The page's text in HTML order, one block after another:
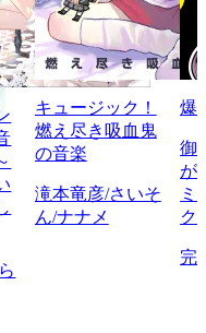
キュージック！
燃え尽き吸血鬼
の音楽
滝本竜彦/さいそ
ん/ナナメ
爆
御
が
ミ
ク
完